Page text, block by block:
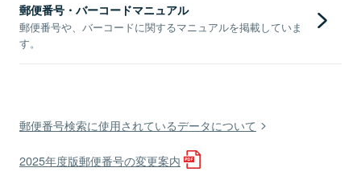
郵便番号・バーコードマニュアル
郵便番号や、バーコードに関するマニュアルを掲載していま
す。
郵便番号検索に使用されているデータについて
2025年度版郵便番号の変更案内